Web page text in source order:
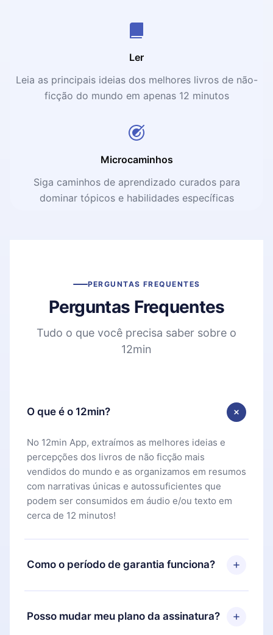
Ler
Leia as principais ideias dos melhores livros de não-
ficção do mundo em apenas 12 minutos
Microcaminhos
Siga caminhos de aprendizado curados para
dominar tópicos e habilidades específicas
PERGUNTAS FREQUENTES
Perguntas Frequentes
Tudo o que você precisa saber sobre o
12min
O que é o 12min?
No 12min App, extraímos as melhores ideias e
percepções dos livros de não ficção mais
vendidos do mundo e as organizamos em resumos
com narrativas únicas e autossuficientes que
podem ser consumidos em áudio e/ou texto em
cerca de 12 minutos!
Como o período de garantia funciona?
Você pode baixar nosso aplicativo e começar a
aproveitar nossa biblioteca. Se por algum motivo
não ficar satisfeito com nossa plataforma, basta
Posso mudar meu plano da assinatura?